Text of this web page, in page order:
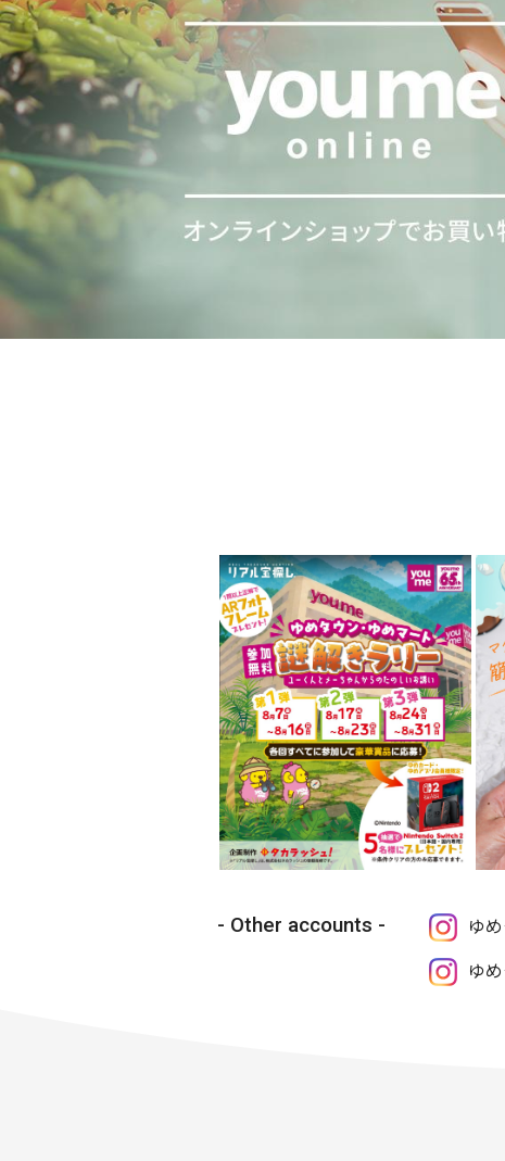
Other accounts ゆ
ゆ